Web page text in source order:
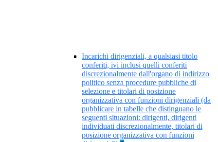
Incarichi dirigenziali, a qualsiasi titolo
conferiti, ivi inclusi quelli conferiti
discrezionalmente dall'organo di indirizzo
politico senza procedure pubbliche di
selezione e titolari di posizione
organizzativa con funzioni dirigenziali (da
pubblicare in tabelle che distinguano le
seguenti situazioni: dirigenti, dirigenti
individuati discrezionalmente, titolari di
posizione organizzativa con funzioni